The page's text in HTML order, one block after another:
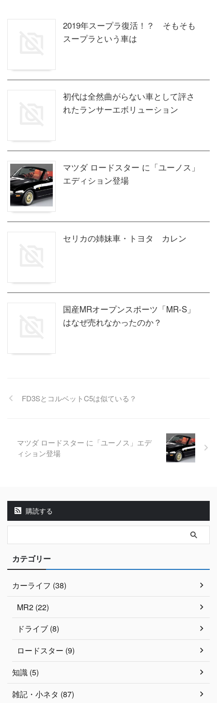
2019年スープラ復活！？ そもそも
スープラという車は
初代は全然曲がらない車として評さ
れたランサーエボリューション
マツダ ロードスター に「ユーノス」
エディション登場
セリカの姉妹車・トヨタ カレン
国産MRオープンスポーツ「MR-S」
はなぜ売れなかったのか？
FD3SとコルベットC5は似ている？
マツダ ロードスター に「ユーノス」エデ
ィション登場
購読する
カテゴリー
カーライフ (38)
MR2 (22)
ドライブ (8)
ロードスター (9)
知識 (5)
雑記・小ネタ (87)